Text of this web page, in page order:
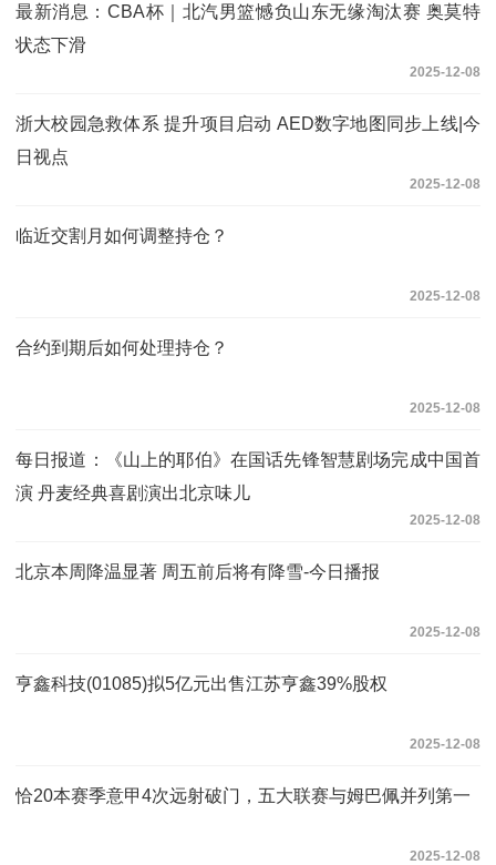
最新消息：CBA杯｜北汽男篮憾负山东无缘淘汰赛 奥莫特
状态下滑
2025-12-08
浙大校园急救体系 提升项目启动 AED数字地图同步上线|今
日视点
2025-12-08
临近交割月如何调整持仓？
2025-12-08
合约到期后如何处理持仓？
2025-12-08
每日报道：《山上的耶伯》在国话先锋智慧剧场完成中国首
演 丹麦经典喜剧演出北京味儿
2025-12-08
北京本周降温显著 周五前后将有降雪-今日播报
2025-12-08
亨鑫科技(01085)拟5亿元出售江苏亨鑫39%股权
2025-12-08
恰20本赛季意甲4次远射破门，五大联赛与姆巴佩并列第一
2025-12-08